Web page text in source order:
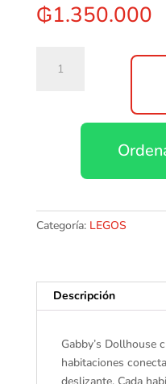
₲1.350.000
10788
Categoría: LEGOS
Descripción
Gabby’s Dollhouse
habitaciones